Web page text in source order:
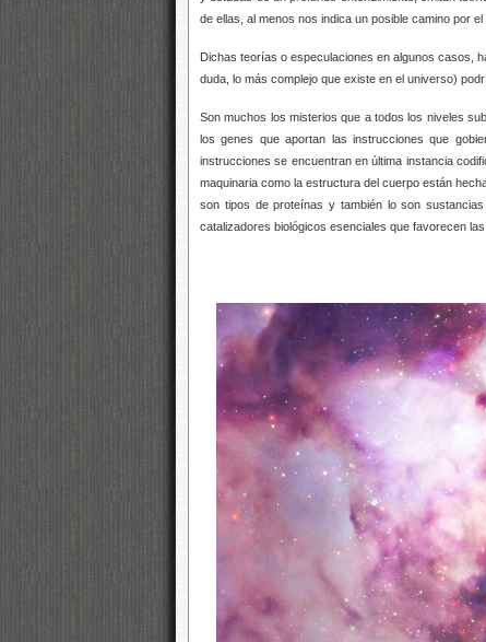
de ellas, al menos nos indica un posible camino por el
Dichas teorías o especulaciones en algunos casos,
duda, lo más complejo que existe en el universo)
Son muchos los misterios que a todos los niveles
los genes que aportan las instrucciones que
instrucciones se encuentran en última instancia
maquinaria como la estructura del cuerpo están
son tipos de proteínas y también lo son
catalizadores biológicos esenciales que favorecen